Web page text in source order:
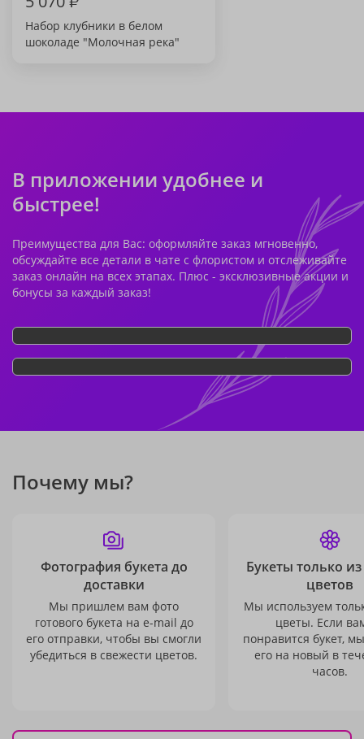
Набор клубники в белом
шоколаде "Молочная река"
В приложении удобнее и
быстрее!
Преимущества для Вас: оформляйте заказ мгновенно,
обсуждайте все детали в чате с флористом и отслеживайте
заказ онлайн на всех этапах. Плюс - эксклюзивные акции и
бонусы за каждый заказ!
Почему мы?
Фотография букета до
доставки
Мы пришлем вам фото
готового букета на e-mail до
его отправки, чтобы вы смогли
убедиться в свежести цветов.
Букеты только
цветов
Мы используем
цветы. Если
понравится букет,
его на новый в
часов.